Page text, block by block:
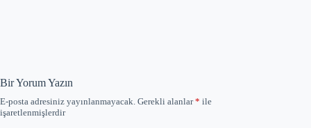
Bir Yorum Yazın
E-posta adresiniz yayınlanmayacak. Gerekli alanlar* ile
işaretlenmişlerdir